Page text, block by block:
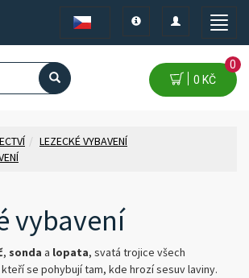
Toggle
Toggle
navigation
Toggle
0 KČ
0
LEZECKÉ VYBAVENÍ
vybavení
, sonda a lopata, svatá trojice všech
se pohybují tam, kde hrozí sesuv laviny.